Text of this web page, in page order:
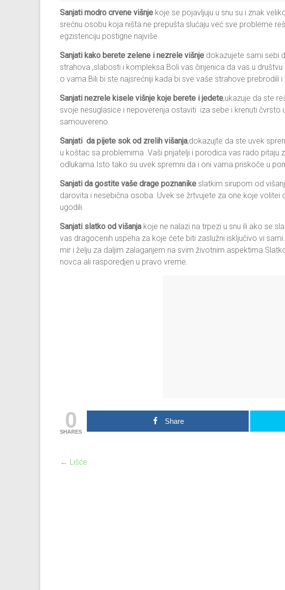
Sanjati modro crvene višnje koje se pojavljuju u snu su i znak
srećnu osobu koja ništa ne prepušta slućaju već sve probleme
egzistenciju postigne najviše.
Sanjati kako berete zelene i nezrele višnje dokazujete sami sebi
strahova ,slabosti i kompleksa.Boli vas činjenica da vas u
o vama.Bili bi ste najsrećniji kada bi sve vaše strahove prebrodili
Sanjati nezrele kisele višnje koje berete i jedete,ukazuje da ste
svoje nesuglasice i nepoverenja ostaviti iza sebe i krenuti čvrsto
samouvereno.
Sanjati da pijete sok od zrelih višanja,dokazujte da ste uvek
u koštac sa problemima .Vaši prijatelji i porodica vas rado pitaju
odlukama.Isto tako su uvek spremni da i oni vama priskoče u
Sanjati da gostite vaše drage poznanike slatkim sirupom od
darovita i nesebična osoba .Uvek se žrtvujete za one koje volitei
ugodili.
Sanjati slatko od višanja koje ne nalazi na trpezi u snu ili ako se
vas dragocenih uspeha za koje ćete biti zaslužni isključivo vi
mir i želju za daljim zalaganjem na svim životnim
novca ali rasporedjen u pravo vreme.
0
SHARES
Share
← Lišće